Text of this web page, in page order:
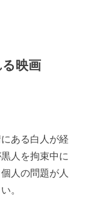
映画
ある白人が経
人を拘束中に
人の問題が人
。